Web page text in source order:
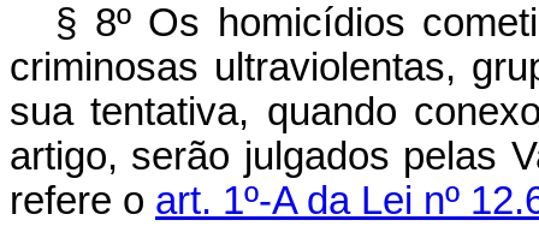
§ 8º Os homicídios
criminosas ultraviolentas,
sua tentativa, quando
artigo, serão julgados pelas
refere o art. 1º-A da Lei nº